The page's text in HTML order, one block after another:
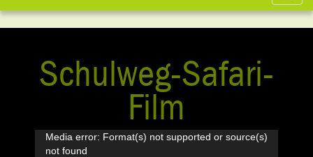
Schulweg-Safari-
Film
Video-
Media error: Format(s) not supported or source(s)
not found